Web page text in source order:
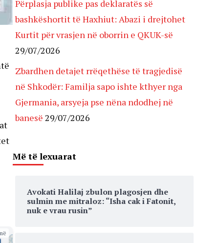
Përplasja publike pas deklaratës së
bashkëshortit të Haxhiut: Abazi i drejtohet
Kurtit për vrasjen në oborrin e QKUK-së
29/07/2026
Zbardhen detajet rrëqethëse të tragjedisë
në Shkodër: Familja sapo ishte kthyer nga
Gjermania, arsyeja pse nëna ndodhej në
banesë 29/07/2026
Më të lexuarat
Avokati Halilaj zbulon plagosjen dhe
sulmin me mitraloz: “Isha cak i Fatonit,
nuk e vrau rusin”